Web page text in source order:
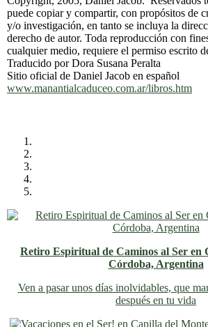
puede copiar y compartir, con propósitos de
y/o investigación, en tanto se incluya la
derecho de autor. Toda reproducción con
cualquier medio, requiere el permiso escrito
Traducido por Dora Susana Peralta
Sitio oficial de Daniel Jacob en español
www.manantialcaduceo.com.ar/libros.htm
Retiro Espiritual de Caminos al Ser en
Córdoba, Argentina
Ven a pasar unos días inolvidables, que
después en tu vida